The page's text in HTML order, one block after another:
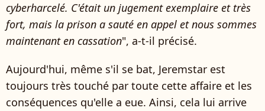
cyberharcelé. C'était un jugement exemplaire et très
fort, mais la prison a sauté en appel et nous sommes
maintenant en cassation", a-t-il précisé.
Aujourd'hui, même s'il se bat, Jeremstar est
toujours très touché par toute cette affaire et les
conséquences qu'elle a eue. Ainsi, cela lui arrive